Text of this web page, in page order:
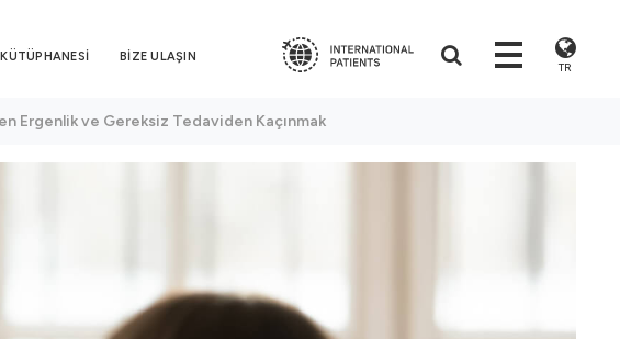
BİZE ULAŞIN
TR
Ergenlik ve Gereksiz Tedaviden Kaçınmak